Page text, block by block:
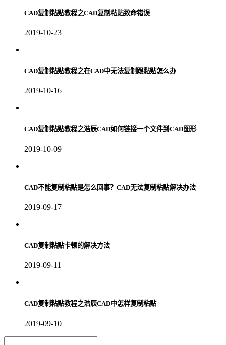
CAD复制粘贴教程之CAD复制粘贴致命错误
2019-10-23
CAD复制粘贴教程之在CAD中无法复制跟黏贴怎么办
2019-10-16
CAD复制粘贴教程之浩辰CAD如何链接一个文件到CAD图形
2019-10-09
CAD不能复制粘贴是怎么回事？CAD无法复制粘贴解决办法
2019-09-17
CAD复制粘贴卡顿的解决方法
2019-09-11
CAD复制粘贴教程之浩辰CAD中怎样复制粘贴
2019-09-10